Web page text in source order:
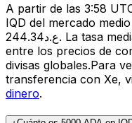
A partir de las 3:58
IQD del mercado
ع.د244.34. La tasa media del mercado es el punto medio
entre los precios de
divisas globales.Para
transferencia con Xe,
dinero.